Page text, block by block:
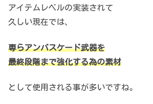
アイテムレベルの実装されて
久しい現在では、
専らアンバスケード武器を
最終段階まで強化する為の素材
として使用される事が多いですね。